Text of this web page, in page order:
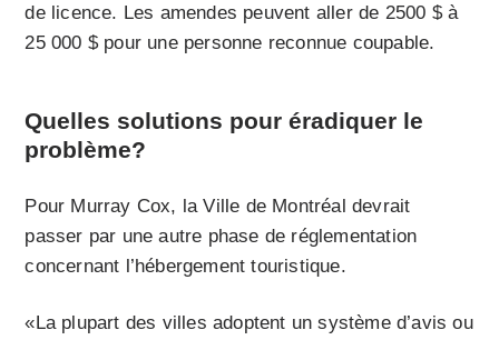
de licence. Les amendes peuvent aller de 2500 $ à
25 000 $ pour une personne reconnue coupable.
Quelles solutions pour éradiquer le
problème?
Pour Murray Cox, la Ville de Montréal devrait
passer par une autre phase de réglementation
concernant l’hébergement touristique.
«La plupart des villes adoptent un système d’avis ou